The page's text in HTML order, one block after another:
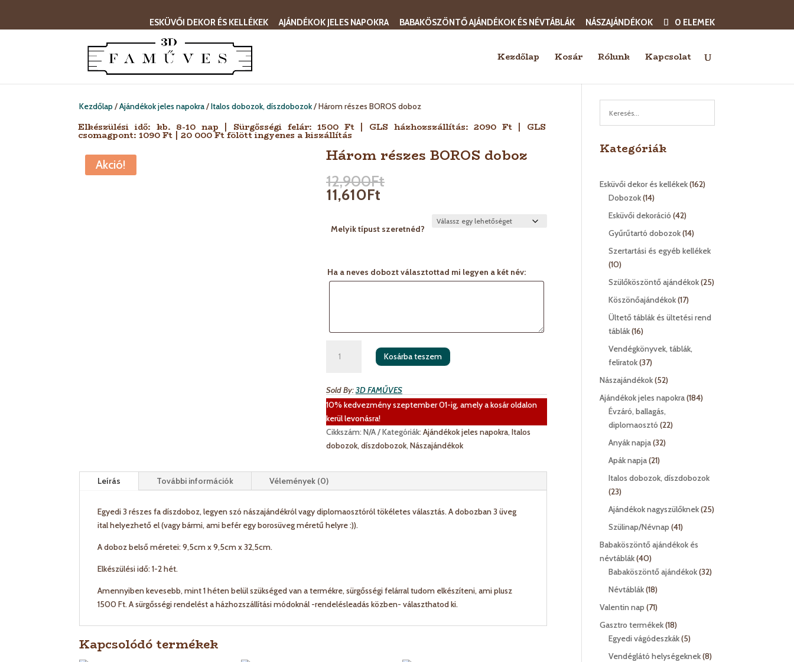
ESKÜVŐI DEKOR ÉS KELLÉKEK AJÁNDÉKOK JELES NAPOKRA BABAKÖSZÖNTŐ AJÁNDÉKOK ÉS NÉVTÁBLÁK NÁSZAJÁNDÉKOK 0 ELEMEK
Kezdőlap Kosár Rólunk Kapcsolat
Kezdőlap/Ajándékok jeles napokra/Italos dobozok, díszdobozok/ Három részes BOROS doboz
Elkészülési idő: kb. 8-10 nap | Sürgősségi felár: 1500 Ft | GLS házhozszállítás: 2090 Ft | GLS
csomagpont: 1090 Ft | 20 000 Ft fölött ingyenes a kiszállítás
Akció! Három részes BOROS doboz
12,900Ft
11,610Ft
Melyik típust szeretnéd?
Ha a neves dobozt választottad mi legyen a két név:
részes
doboz
mennyiség
Kosárba teszem
Sold By:3D FAMŰVES
10% kedvezmény szeptember 01-ig, amely a kosár oldalon
kerül levonásra!
Cikkszám:N/A Kategóriák:Ajándékok jeles napokra,Italos
dobozok, díszdobozok,Nászajándékok
Leírás További információk Vélemények (0)
Egyedi 3 részes fa díszdoboz, legyen szó nászajándékról vagy diplomaosztóról tökéletes választás. A dobozban 3 üveg
ital helyezhető el (vagy bármi, ami befér egy borosüveg méretű helyre :)).
A doboz belső méretei: 9,5cm x 9,5cm x 32,5cm.
Elkészülési idő: 1-2 hét.
Amennyiben kevesebb, mint 1 héten belül szükséged van a termékre, sürgősségi felárral tudom elkészíteni, ami plusz
1500 Ft. A sürgősségi rendelést a házhozszállítási módoknál -rendelésleadás közben- választhatod ki.
Kapcsolódó termékek
Kategóriák
Esküvői dekor és kellékek 162162
Dobozok 1414
termék
Esküvői dekoráció 4242
termék
Gyűrűtartó dobozok 1414
termék
Szertartási és egyéb kellékek
1010
termék
Szülőköszöntő ajándékok 2525
Köszönőajándékok 1717
termék
Ültető táblák és ültetési rend
táblák 1616
termék
Vendégkönyvek, táblák,
feliratok 3737
termék
Nászajándékok 5252
termék
Ajándékok jeles napokra 184184
Évzáró, ballagás,
diplomaosztó 2222
Anyák napja 3232
Apák napja 2121
termék
Italos dobozok, díszdobozok
2323
termék
Ajándékok nagyszülőknek 2525
Szülinap/Névnap 4141
termék
Babaköszöntő ajándékok és
névtáblák 4040
termék
Babaköszöntő ajándékok 3232
Névtáblák 1818
termék
Valentin nap 7171
termék
Gasztro termékek 1818
termék
Egyedi vágódeszkák 55
termék
Vendéglátó helységeknek 88